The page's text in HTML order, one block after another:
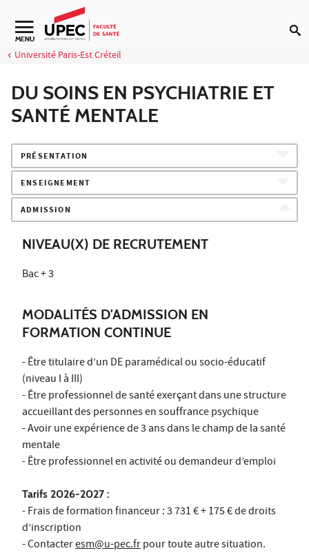
Aller au contenu
Navigation secondaire
MENU
Université Paris-Est Créteil
DU SOINS EN PSYCHIATRIE ET
SANTÉ MENTALE
PRÉSENTATION
ENSEIGNEMENT
ADMISSION
NIVEAU(X) DE RECRUTEMENT
Bac + 3
MODALITÉS D'ADMISSION EN
FORMATION CONTINUE
- Être titulaire d’un DE paramédical ou socio-éducatif
(niveau I à III)
- Être professionnel de santé exerçant dans une structure
accueillant des personnes en souffrance psychique
- Avoir une expérience de 3 ans dans le champ de la santé
mentale
- Être professionnel en activité ou demandeur d’emploi
Tarifs 2026-2027 :
- Frais de formation financeur : 3 731 € + 175 € de droits
d’inscription
- Contacteresm@u-pec.frpour toute autre situation.